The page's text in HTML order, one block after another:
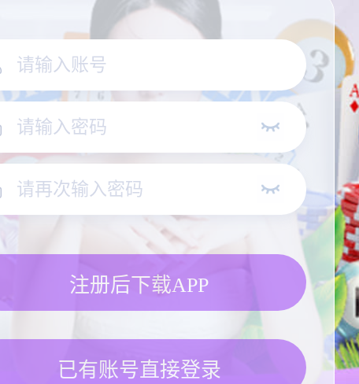
注册后下载APP
已有账号直接登录